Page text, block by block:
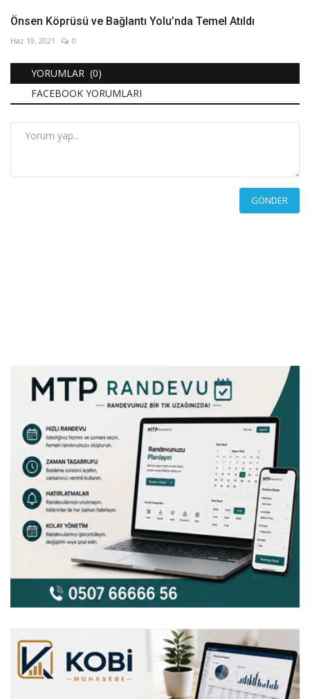
Önsen Köprüsü ve Bağlantı Yolu’nda Temel Atıldı
Haz 19, 2021 0
YORUMLAR (0)
FACEBOOK YORUMLARI
GÖNDER